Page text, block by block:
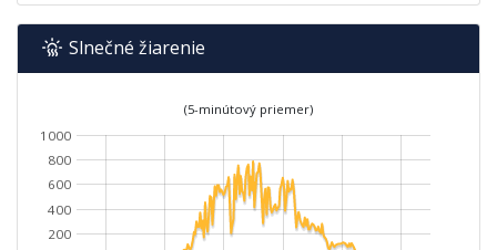
Slnečné žiarenie
(5-minútový priemer)
200
400
600
800
1000